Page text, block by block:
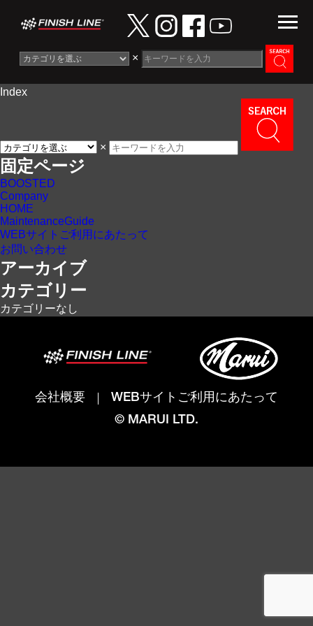
×
Information
Maintenance Guide
Contact
Index
×
固定ページ
BOOSTED
Company
HOME
MaintenanceGuide
WEBサイトご利用にあたって
お問い合わせ
アーカイブ
カテゴリー
カテゴリーなし
会社概要
WEBサイトご利用にあたって
© MARUI LTD.